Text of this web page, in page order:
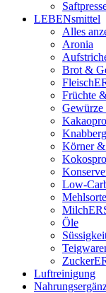
LEBENsmittel
Alles
Aronia
Brot &
Früchte
Gewürze
Körner &
Low-
Öle
Luftreinigung